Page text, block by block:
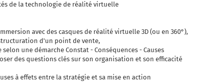
de la technologie de réalité virtuelle
avec des casques de réalité virtuelle 3D (ou en 360°),
d'un point de vente,
une démarche Constat - Conséquences - Causes
des questions clés sur son organisation et son efficacité
à effets entre la stratégie et sa mise en action